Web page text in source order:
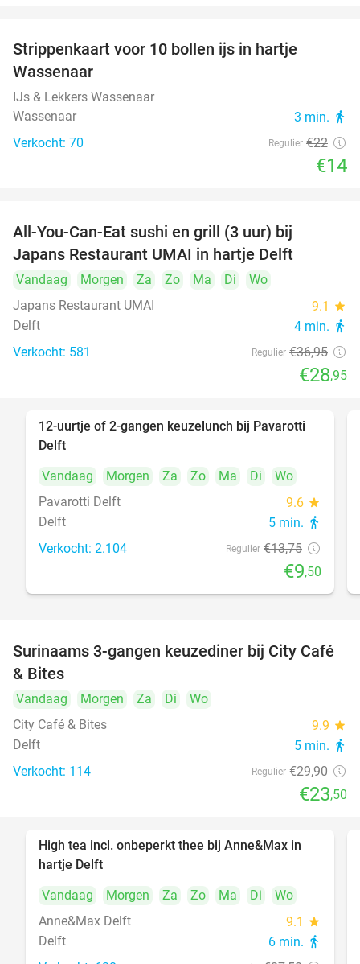
Strippenkaart voor 10 bollen ijs in hartje
Wassenaar
IJs & Lekkers Wassenaar
Wassenaar
3 min. directions_walk
Verkocht: 70 Regulier €22
€14
All-You-Can-Eat sushi en grill (3 uur) bij
Japans Restaurant UMAI in hartje Delft
Vandaag Morgen Za Zo Ma Di
Wo
Japans Restaurant UMAI
9.1 star
Delft 4 min. directions_walk
Verkocht: 581 Regulier €36,95
€28,95
31%
12-uurtje of 2-gangen keuzelunch bij Pavarotti
Delft
Vandaag
Morgen Za Zo Ma Di
Wo
Pavarotti Delft
9.6 star
Delft 5 min. directions_walk
Verkocht: 2.104 Regulier €13,75
€9,50
21%
Surinaams 3-gangen keuzediner bij City Café
& Bites
Vandaag Morgen Za Di
Wo
City Café & Bites
9.9 star
Delft 5 min. directions_walk
Verkocht: 114 Regulier €29,90
€23,50
29%
High tea incl. onbeperkt thee bij Anne&Max in
hartje Delft
Vandaag
Morgen Za Zo Ma Di
Wo
Anne&Max Delft
9.1 star
Delft 6 min. directions_walk